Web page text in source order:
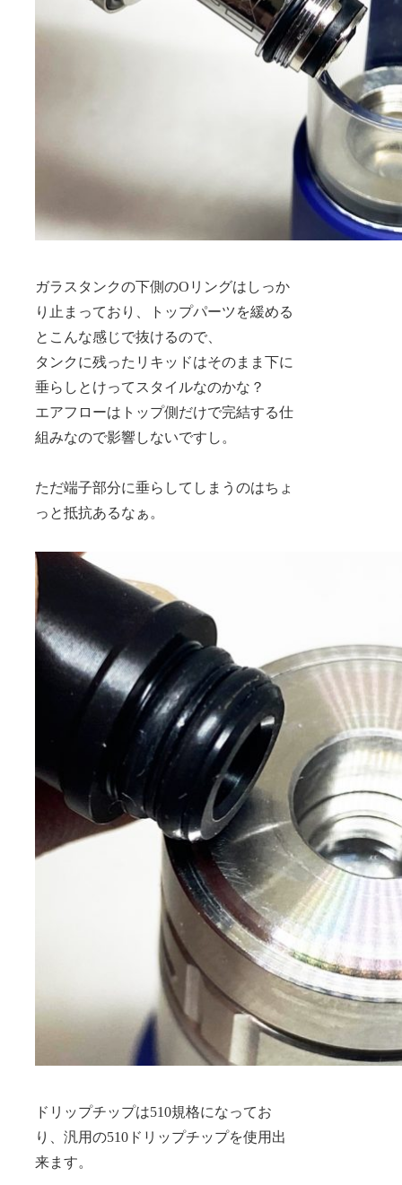
ガラスタンクの下側のOリングはしっか
り止まっており、トップパーツを緩める
とこんな感じで抜けるので、
タンクに残ったリキッドはそのまま下に
垂らしとけってスタイルなのかな？
エアフローはトップ側だけで完結する仕
組みなので影響しないですし。
ただ端子部分に垂らしてしまうのはちょ
っと抵抗あるなぁ。
ドリップチップは510規格になってお
り、汎用の510ドリップチップを使用出
来ます。